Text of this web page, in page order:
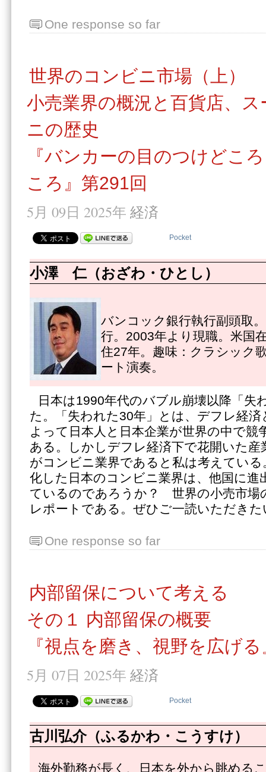
One response so far
世界のコンビニ市場（上）
小売業界の概況と百貨店、
ニの歴史
『バンカーの目のつけどこ
ころ』第291回
5月 09日 2025年 経済
Pocket
小澤 仁（おざわ・ひとし）
バンコック銀行執行副頭取
行。2003年より現職。米国
住27年。趣味：クラシック
ート演奏。
日本は1990年代のバブル崩壊以降「失
た。「失われた30年」とは、デフレ経
よって日本人と日本企業が世界の中で競
ある。しかしデフレ経済下で花開いた
がコンビニ業界であると私は考えてい
化した日本のコンビニ業界は、他国に進
ているのであろうか？ 世界の小売市場
レポートである。ぜひご一読いただきた
One response so far
内部留保について考える
その１ 内部留保の概要
『視点を磨き、視野を広げ
5月 07日 2025年 経済
Pocket
古川弘介（ふるかわ・こうすけ）
海外勤務が長く、日本を外から眺める